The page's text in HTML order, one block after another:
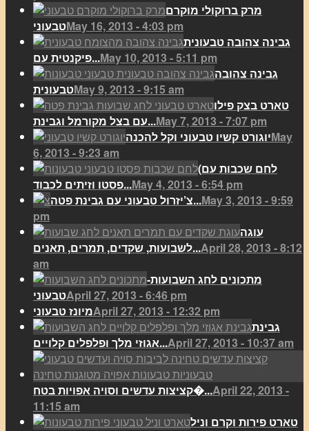
מרק ברוקולי מוקרם
טבעוניMay 16, 2013 - 4:03 pm
גבינה צהובה טבעונית
פיקנטית עם...May 10, 2013 - 5:11 pm
גבינה צהובה
טבעוניתMay 9, 2013 - 9:15 am
טארט בצק פילו
עם בצל מקורמל וגבינת...May 7, 2013 - 7:07 pm
יוגורט קשיו טבעוני וקל להכנהMay
6, 2013 - 9:23 am
(לחם שכבות עם
פסטו וזיתים לכבוד...May 4, 2013 - 6:54 pm
צ’יזרול טבעוני עם גבינת פטה...May 3, 2013 - 9:59
pm
עוגה
לשבועות, שקדים, תמרים, תאנים...April 28, 2013 - 8:12
am
מתכונים לחג השבועות-
טבעוניApril 27, 2013 - 6:46 pm
מיונז טבעוניApril 27, 2013 - 12:32 pm
גבינת
אגוזי מלך ופלפלים קלויים...April 27, 2013 - 10:37 am
קציצות עדשים וסויה אפויות בטח�...April 22, 2013 -
11:15 am
טארט פירות וקרם וניל